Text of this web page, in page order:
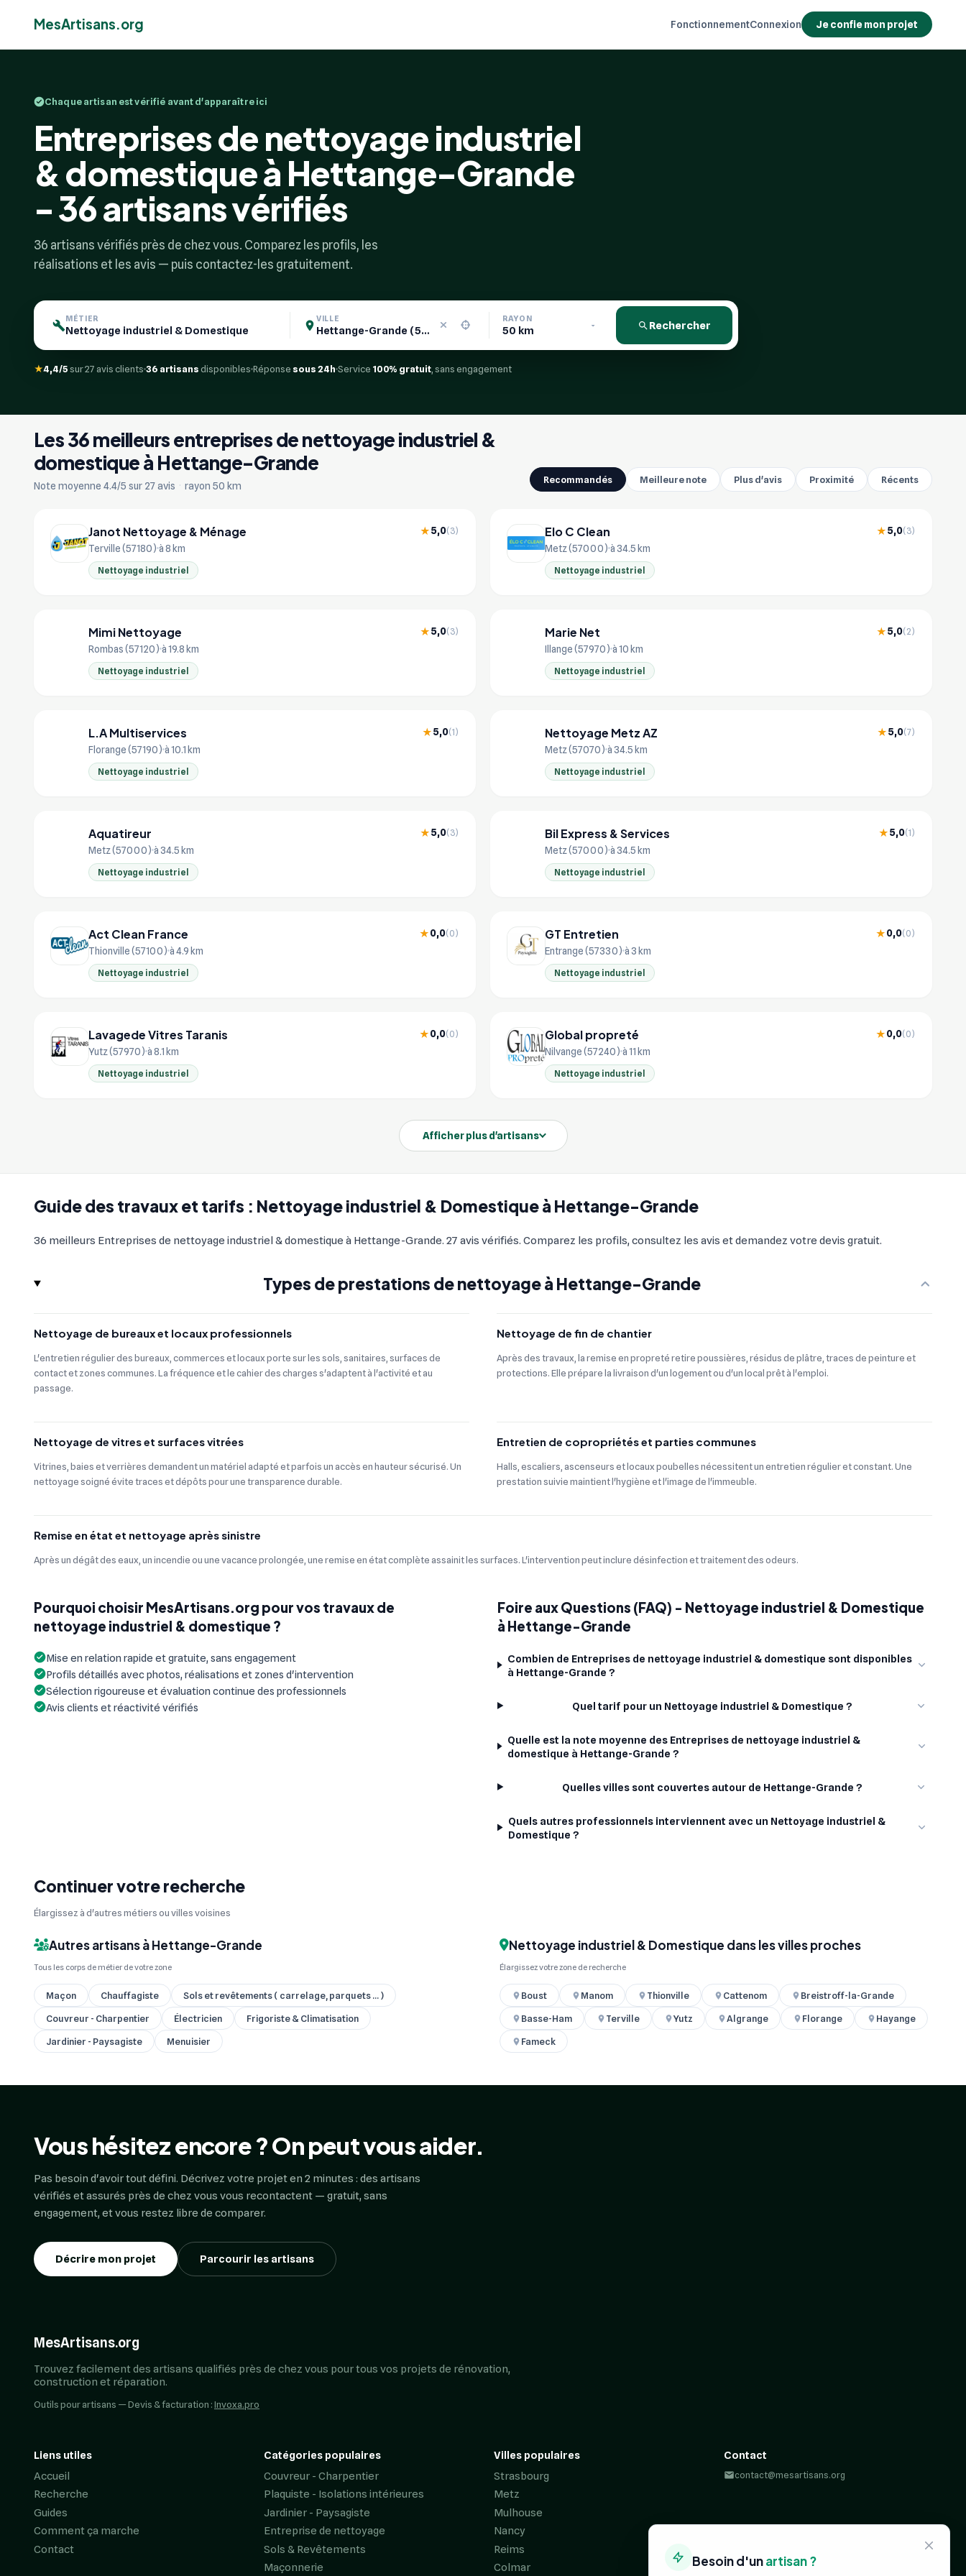
MesArtisans.org FonctionnementConnexion Je confie mon projet
Chaque artisan est vérifié avant d'apparaître ici
Entreprises de nettoyage industriel
& domestique à Hettange-Grande
- 36 artisans vérifiés
36 artisans vérifiés près de chez vous. Comparez les profils, les
réalisations et les avis — puis contactez-les gratuitement.
MÉTIER VILLE RAYON
Rechercher
★4,4/5sur 27 avis clients 36 artisansdisponibles Réponse sous 24h Service 100% gratuit , sans engagement
Guide des travaux et tarifs : Nettoyage industriel & Domestique à Hettange-Grande
36 meilleurs Entreprises de nettoyage industriel & domestique à Hettange-Grande. 27 avis vérifiés. Comparez les profils, consultez les avis et demandez votre devis gratuit.
Types de prestations de nettoyage à Hettange-Grande
Nettoyage de bureaux et locaux professionnels
L'entretien régulier des bureaux, commerces et locaux porte sur les sols, sanitaires, surfaces de
contact et zones communes. La fréquence et le cahier des charges s'adaptent à l'activité et au
passage.
Nettoyage de fin de chantier
Après des travaux, la remise en propreté retire poussières, résidus de plâtre, traces de peinture et
protections. Elle prépare la livraison d'un logement ou d'un local prêt à l'emploi.
Nettoyage de vitres et surfaces vitrées
Vitrines, baies et verrières demandent un matériel adapté et parfois un accès en hauteur sécurisé. Un
nettoyage soigné évite traces et dépôts pour une transparence durable.
Entretien de copropriétés et parties communes
Halls, escaliers, ascenseurs et locaux poubelles nécessitent un entretien régulier et constant. Une
prestation suivie maintient l'hygiène et l'image de l'immeuble.
Remise en état et nettoyage après sinistre
Après un dégât des eaux, un incendie ou une vacance prolongée, une remise en état complète assainit les surfaces. L'intervention peut inclure désinfection et traitement des odeurs.
Pourquoi choisir MesArtisans.org pour vos travaux de
nettoyage industriel & domestique ?
Mise en relation rapide et gratuite, sans engagement
Profils détaillés avec photos, réalisations et zones d'intervention
Sélection rigoureuse et évaluation continue des professionnels
Avis clients et réactivité vérifiés
Foire aux Questions (FAQ) - Nettoyage industriel & Domestique
à Hettange-Grande
Combien de Entreprises de nettoyage industriel & domestique sont disponibles
à Hettange-Grande ?
Quel tarif pour un Nettoyage industriel & Domestique ?
Quelle est la note moyenne des Entreprises de nettoyage industriel &
domestique à Hettange-Grande ?
Quelles villes sont couvertes autour de Hettange-Grande ?
Quels autres professionnels interviennent avec un Nettoyage industriel &
Domestique ?
Continuer votre recherche
Élargissez à d'autres métiers ou villes voisines
Autres artisans à Hettange-Grande
Tous les corps de métier de votre zone
Maçon Chauffagiste
Sols et revêtements ( carrelage, parquets ... )
Couvreur - Charpentier
Électricien
Frigoriste & Climatisation
Jardinier - Paysagiste
Menuisier
Nettoyage industriel & Domestique dans les villes proches
Élargissez votre zone de recherche
Boust Manom Thionville Cattenom
Breistroff-la-Grande
Basse-Ham
Terville Yutz Algrange Florange
Hayange
Fameck
Les 36 meilleurs entreprises de nettoyage industriel &
domestique à Hettange-Grande
Note moyenne 4.4/5 sur 27 avis · rayon 50 km
Recommandés Meilleure note Plus d'avis Proximité Récents
Janot Nettoyage & Ménage ★5,0(3)
Terville (57180) à 8 km
Nettoyage industriel
Elo C Clean ★5,0(3)
Metz (57000) à 34.5 km
Nettoyage industriel
Mimi Nettoyage ★5,0(3)
Rombas (57120) à 19.8 km
Nettoyage industriel
Marie Net ★5,0(2)
Illange (57970) à 10 km
Nettoyage industriel
L.A Multiservices ★5,0(1)
Florange (57190) à 10.1 km
Nettoyage industriel
Nettoyage Metz AZ ★5,0(7)
Metz (57070) à 34.5 km
Nettoyage industriel
Aquatireur ★5,0(3)
Metz (57000) à 34.5 km
Nettoyage industriel
Bil Express & Services ★5,0(1)
Metz (57000) à 34.5 km
Nettoyage industriel
Act Clean France ★0,0(0)
Thionville (57100) à 4.9 km
Nettoyage industriel
GT Entretien ★0,0(0)
Entrange (57330) à 3 km
Nettoyage industriel
Lavagede Vitres Taranis ★0,0(0)
Yutz (57970) à 8.1 km
Nettoyage industriel
Global propreté ★0,0(0)
Nilvange (57240) à 11 km
Nettoyage industriel
Afficher plus d'artisans
Vous hésitez encore ? On peut vous aider.
Pas besoin d'avoir tout défini. Décrivez votre projet en 2 minutes : des artisans
vérifiés et assurés près de chez vous vous recontactent — gratuit, sans
engagement, et vous restez libre de comparer.
Décrire mon projet Parcourir les artisans
Besoin d'unartisan ?
MesArtisans.org
Trouvez facilement des artisans qualifiés près de chez vous pour tous vos projets de rénovation,
construction et réparation.
Outils pour artisans — Devis & facturation :Invoxa.pro
Liens utiles
Accueil
Recherche
Guides
Comment ça marche
Contact
Catégories populaires
Couvreur - Charpentier
Plaquiste - Isolations intérieures
Jardinier - Paysagiste
Entreprise de nettoyage
Sols & Revêtements
Maçonnerie
Villes populaires
Strasbourg
Metz
Mulhouse
Nancy
Reims
Colmar
Contact
contact@mesartisans.org